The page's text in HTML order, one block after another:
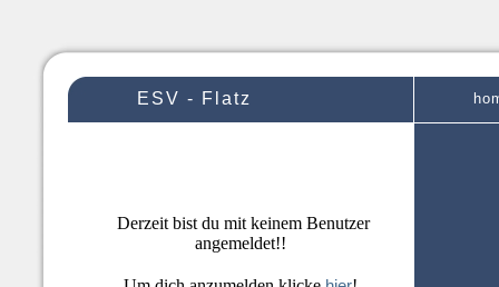
ESV - Flatz
Derzeit bist du mit keinem Benutzer
angemeldet!!